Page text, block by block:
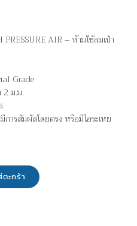
AIR – ห้ามใช้ลมเป่า
Grade
ม.ม.
ารสัมผัสโดยตรง หรือมีไอระเหย
ะกร้า